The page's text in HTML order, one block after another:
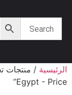
الرئيسية
Egypt - Price”